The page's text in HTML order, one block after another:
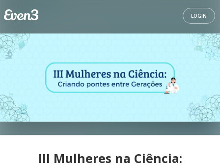
LOGIN
III Mulheres na Ciência: